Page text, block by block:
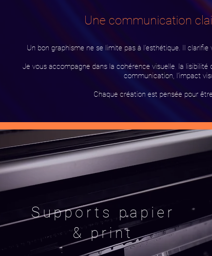
Une communication
Un bon graphisme ne se limite pas à l’esthétique. Il
Je vous accompagne dans la cohérence visuelle, la lisibilité
communication, l’impact
Chaque création est pensée pour
Supports papier
& print